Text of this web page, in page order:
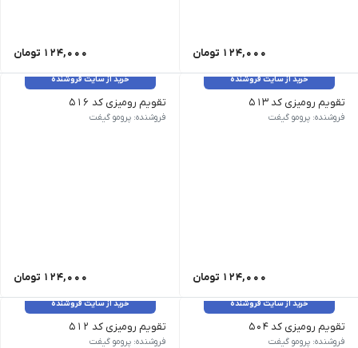
124,000 تومان 124,000 تومان
خرید از سایت فروشنده
تقویم رومیزی کد 513
نوع تقویم رومیزی | ویژگی خاص پایه پلکسی، یادداشت دار، با
فروشنده: پرومو گیفت
124,000 تومان
خرید از سایت فروشنده
تقویم رومیزی کد 516
نوع تقویم رومیزی | ویژگی خاص
فروشنده: پرومو گیفت
124,000 تومان
خرید از سایت فروشنده
تقویم رومیزی کد 504
وع تقویم رومیزی | ویژگی خاص سلفون دار، پایه سخت، یادداشت
فروشنده: پرومو گیفت
خرید از سایت فروشنده
تقویم رومیزی کد 512
نوع تقویم رومیزی | ویژگی
فروشنده: پرومو گیفت